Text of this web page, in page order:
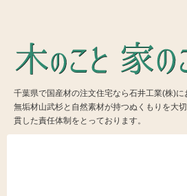
千葉県で国産材の注文住宅なら石井工業(株)
無垢材山武杉と自然素材が持つぬくもりを大
貫した責任体制をとっております。